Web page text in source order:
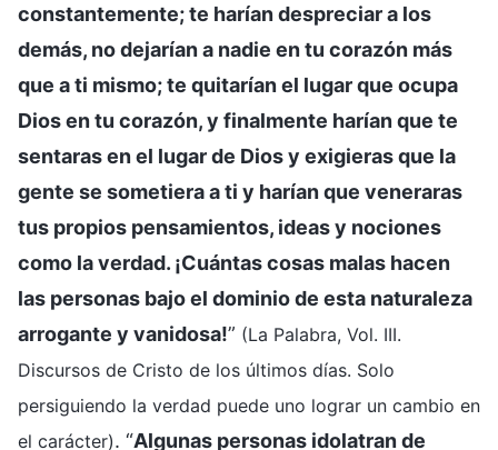
constantemente; te harían despreciar a los
demás, no dejarían a nadie en tu corazón más
que a ti mismo; te quitarían el lugar que ocupa
Dios en tu corazón, y finalmente harían que te
sentaras en el lugar de Dios y exigieras que la
gente se sometiera a ti y harían que veneraras
tus propios pensamientos, ideas y nociones
como la verdad. ¡Cuántas cosas malas hacen
las personas bajo el dominio de esta naturaleza
arrogante y vanidosa!” (La Palabra, Vol. III.
Discursos de Cristo de los últimos días. Solo
persiguiendo la verdad puede uno lograr un cambio en
el carácter). “Algunas personas idolatran de